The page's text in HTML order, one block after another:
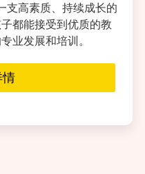
支高素质、持续成长的
都能接受到优质的教
业发展和培训。
情